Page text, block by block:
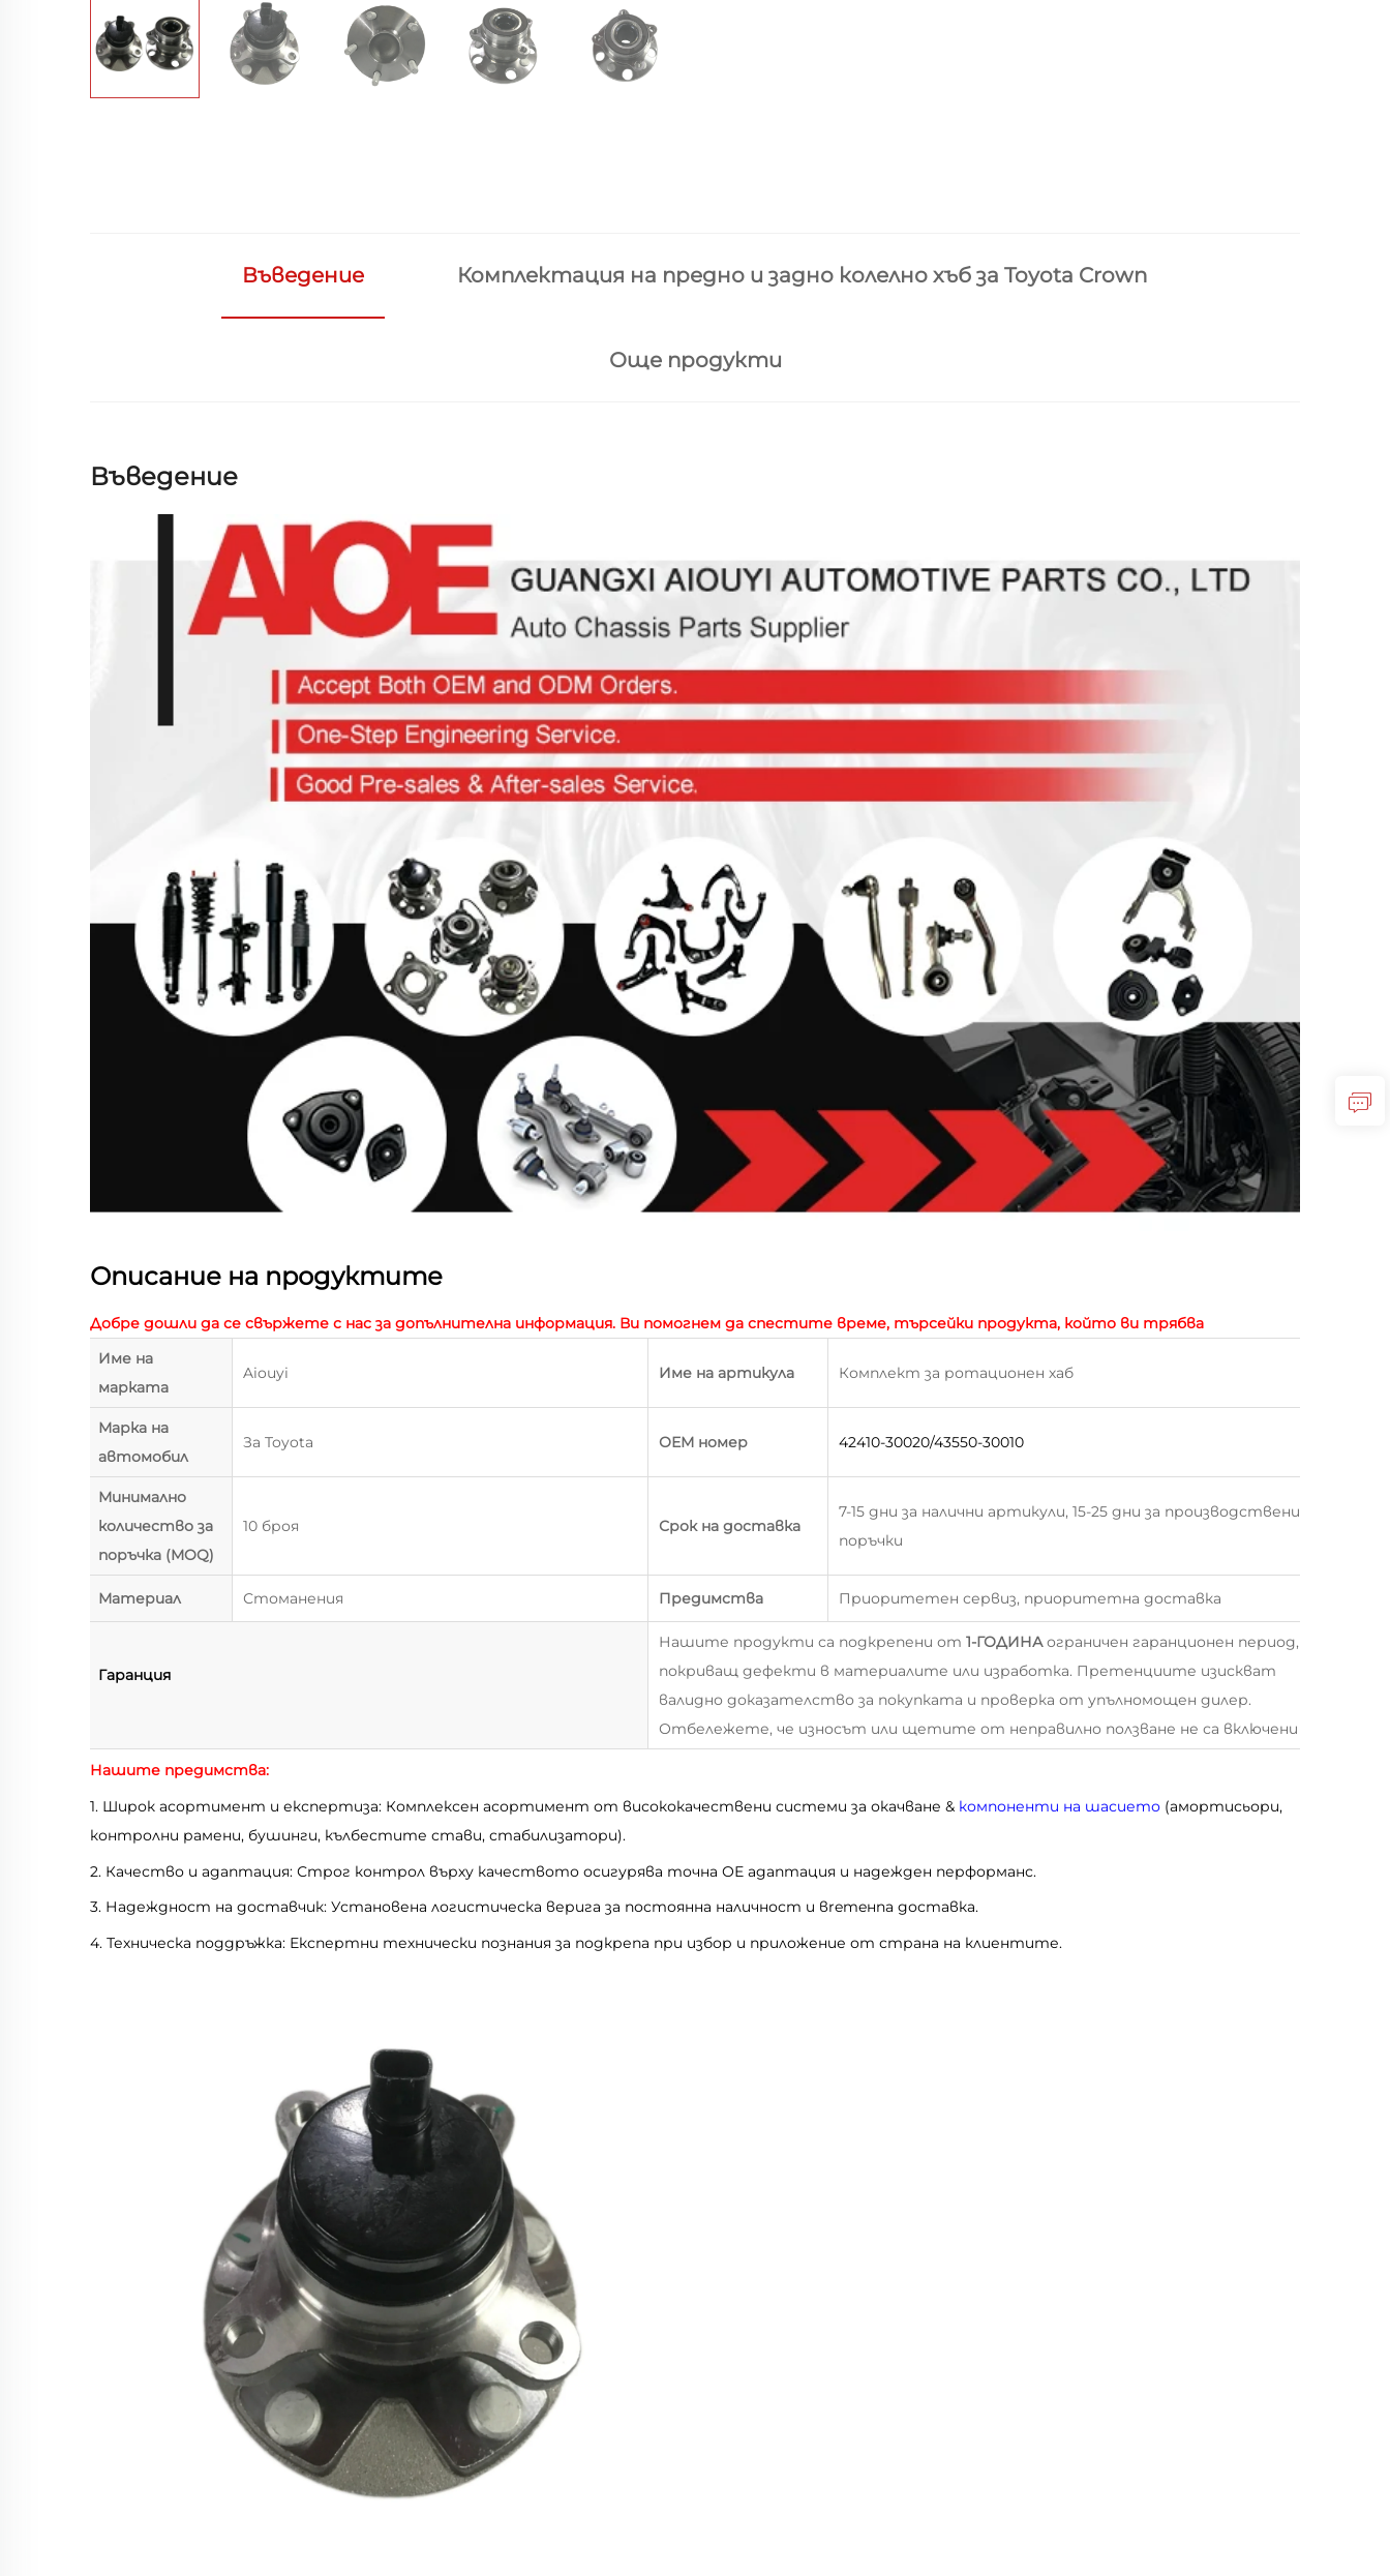
Въведение Комплектация на предно и задно колелно хъб за Toyota Crown
Още продукти
Въведение
Описание на продуктите
Добре дошли да се свържете с нас за допълнителна информация. Ви помогнем да спестите време, търсейки продукта, който ви трябва
Име на
марката
Aiouyi Име на артикула Комплект за ротационен хаб
Марка на
автомобил
За Toyota ОЕМ номер 42410-30020/43550-30010
Минимално
количество за
поръчка (MOQ)
10 броя Срок на доставка
7-15 дни за налични артикули, 15-25 дни за производствени
поръчки
Материал Стоманения Предимства Приоритетен сервиз, приоритетна доставка
Гаранция
Нашите продукти са подкрепени от1-ГОДИНАограничен гаранционен период,
покриващ дефекти в материалите или изработка. Претенциите изискват
валидно доказателство за покупката и проверка от упълномощен дилер.
Отбележете, че износът или щетите от неправилно ползване не са включени
Нашите предимства:
1. Широк асортимент и експертиза: Комплексен асортимент от висококачествени системи за окачване & компоненти на шасието (амортисьори,
контролни рамени, бушинги, кълбестите стави, стабилизатори).
2. Качество и адаптация: Строг контрол върху качеството осигурява точна ОЕ адаптация и надежден перформанс.
3. Надеждност на доставчик: Установена логистическа верига за постоянна наличност и вremeнna доставка.
4. Техническа поддръжка: Експертни технически познания за подкрепа при избор и приложение от страна на клиентите.